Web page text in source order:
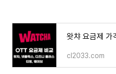
cl2033.com